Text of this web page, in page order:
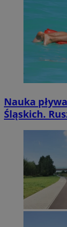
Nauka
Śląskich.